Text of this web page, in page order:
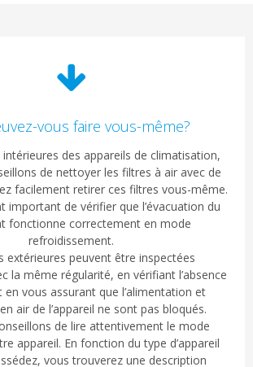
vous faire vous-même?
des appareils de climatisation,
de nettoyer les filtres à air avec de
facilement retirer ces filtres vous-même.
important de vérifier que l’évacuation du
fonctionne correctement en mode
refroidissement.
extérieures peuvent être inspectées
la même régularité, en vérifiant l’absence
en vous assurant que l’alimentation et
air de l’appareil ne sont pas bloqués.
de lire attentivement le mode
appareil. En fonction du type d’appareil
vous trouverez une description